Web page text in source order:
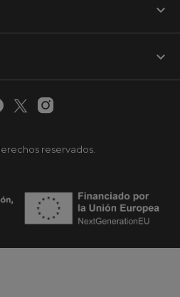
keyboard_arrow_down
reservados.
